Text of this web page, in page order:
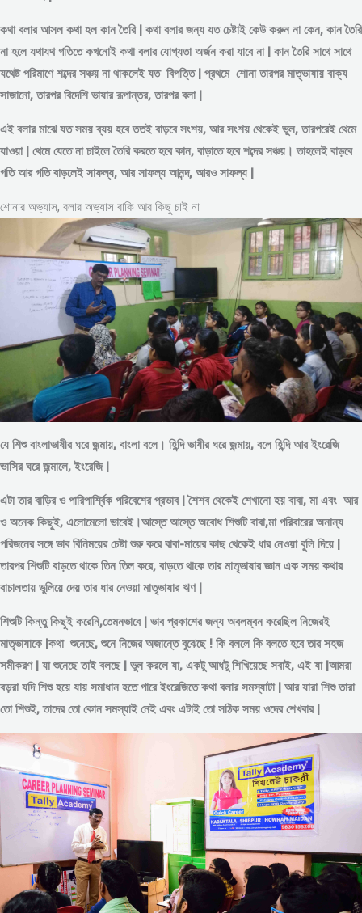
কথা বলার আসল কথা হল কান তৈরি | কথা বলার জন্য যত চেষ্টাই কেউ করুন না কেন, কান তৈরি
না হলে যথাযথ গতিতে কখনোই কথা বলার যোগ্যতা অর্জন করা যাবে না | কান তৈরি সাথে সাথে
যথেষ্ট পরিমাণেশব্দেরসঞ্চয় না থাকলেই যত বিপত্তি | প্রথমে শোনা তারপর মাতৃভাষায় বাক্য
সাজানো, তারপর বিদেশি ভাষার রূপান্তর, তারপর বলা |
এই বলার মাঝে যত সময় ব্যয় হবে ততই বাড়বে সংশয়, আর সংশয় থেকেই ভুল, তারপরেই থেমে
যাওয়া | থেমে যেতে না চাইলে তৈরি করতে হবে কান, বাড়াতে হবে শব্দের সঞ্চয়। তাহলেই বাড়বে
গতি আর গতি বাড়লেই সাফল্য, আর সাফল্য আনন্দ, আরও সাফল্য |
শোনার অভ্যাস, বলার অভ্যাস বাকি আর কিছু চাই না
যে শিশু বাংলাভাষীর ঘরে জন্মায়, বাংলা বলে। হিন্দি ভাষীর ঘরে জন্মায়, বলে হিন্দি আর ইংরেজি
ভাসির ঘরে জন্মালে, ইংরেজি |
এটা তার বাড়ির ও পারিপার্শ্বিক পরিবেশের প্রভাব | শৈশব থেকেই শেখানো হয় বাবা, মা এবং আর
ও অনেক কিছুই, এলোমেলো ভাবেই।আস্তে আস্তে অবোধ শিশুটি বাবা,মা পরিবারের অনান্য
পরিজনের সঙ্গে ভাব বিনিময়ের চেষ্টা শুরু করে বাবা-মায়ের কাছ থেকেই ধার নেওয়া বুলি দিয়ে |
তারপর শিশুটি বাড়তে থাকে তিন তিল করে, বাড়তে থাকে তার মাতৃভাষার জ্ঞান এক সময় কথার
বাচালতায় ভুলিয়ে দেয় তার ধার নেওয়া মাতৃভাষার ঋণ |
শিশুটি কিন্তু কিছুই করেনি,তেমনভাবে | ভাব প্রকাশের জন্য অবলম্বন করেছিল নিজেরই
মাতৃভাষাকে |কথা শুনেছে, শুনে নিজের অজান্তে বুঝেছে ! কি বললে কি বলতে হবে তার সহজ
সমীকরণ | যা শুনেছে তাই বলছে | ভুল করলে যা, একটু আধটু শিখিয়েছে সবাই, এই যা |আমরা
বড়রা যদি শিশু হয়ে যায় সমাধান হতে পারে ইংরেজিতে কথা বলার সমস্যাটা | আর যারা শিশু তারা
তো শিশুই, তাদের তো কোন সমস্যাই নেই এবং এটাই তো সঠিক সময় ওদের শেখবার |